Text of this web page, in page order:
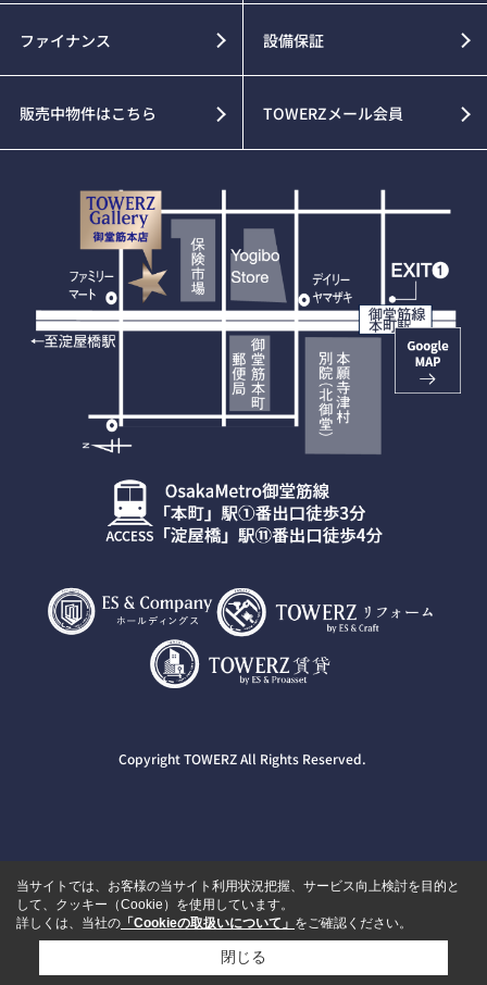
ファイナンス 設備保証
販売中物件はこちら TOWERZメール会員
Copyright TOWERZ All Rights Reserved.
当サイトでは、お客様の当サイト利用状況把握、サービス向上検討を目的と
して、クッキー（Cookie）を使用しています。
詳しくは、当社の 「Cookieの取扱いについて」 をご確認ください。
閉じる